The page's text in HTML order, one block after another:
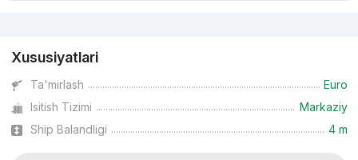
Xususiyatlari
Ta'mirlash
Euro
Isitish Tizimi
Markaziy
Ship Balandligi
4 m